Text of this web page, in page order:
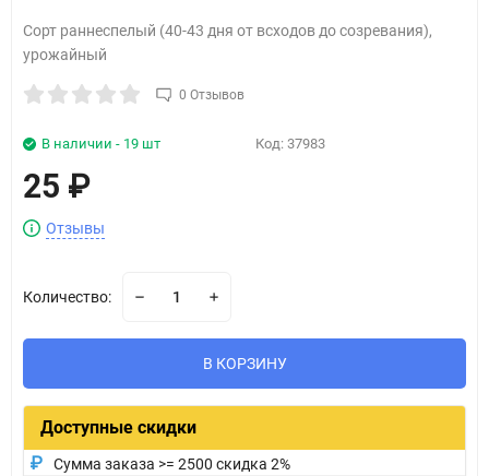
Сорт раннеспелый (40-43 дня от всходов до созревания),
урожайный
0 Отзывов
В наличии - 19 шт Код: 37983
25 ₽
Отзывы
Количество:
В КОРЗИНУ
Доступные скидки
Сумма заказа >= 2500 скидка 2%